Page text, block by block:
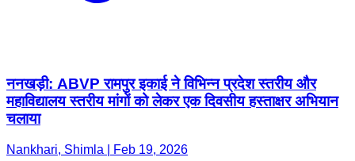
ननखड़ी: ABVP रामपुर इकाई ने विभिन्न प्रदेश स्तरीय और
महाविद्यालय स्तरीय मांगों को लेकर एक दिवसीय हस्ताक्षर अभियान
चलाया
Nankhari, Shimla | Feb 19, 2026